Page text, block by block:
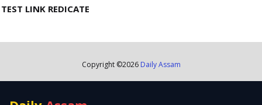
TEST LINK REDICATE
Copyright ©2026 Daily Assam